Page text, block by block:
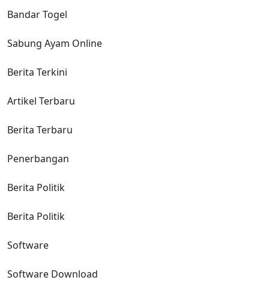
Bandar Togel
Sabung Ayam Online
Berita Terkini
Artikel Terbaru
Berita Terbaru
Penerbangan
Berita Politik
Berita Politik
Software
Software Download